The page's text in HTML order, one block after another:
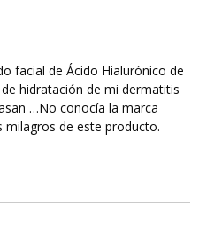
facial de Ácido Hialurónico de
hidratación de mi dermatitis
…No conocía la marca
milagros de este producto.